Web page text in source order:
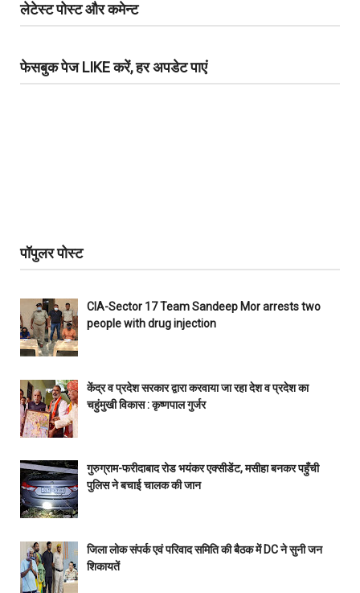
लेटेस्ट पोस्ट और कमेन्ट
फेसबुक पेज LIKE करें, हर अपडेट पाएं
पॉपुलर पोस्ट
CIA-Sector 17 Team Sandeep Mor arrests two
people with drug injection
केंद्र व प्रदेश सरकार द्वारा करवाया जा रहा देश व प्रदेश का
चहुंमुखी विकास : कृष्णपाल गुर्जर
गुरुग्राम-फरीदाबाद रोड भयंकर एक्सीडेंट, मसीहा बनकर पहुँची
पुलिस ने बचाई चालक की जान
जिला लोक संपर्क एवं परिवाद समिति की बैठक में DC ने सुनी जन
शिकायतें